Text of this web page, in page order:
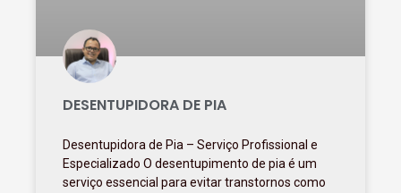
DESENTUPIDORA DE PIA
Desentupidora de Pia – Serviço Profissional e
Especializado O desentupimento de pia é um
serviço essencial para evitar transtornos como